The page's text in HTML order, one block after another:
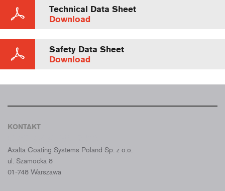
Technical Data Sheet
Download
Safety Data Sheet
Download
KONTAKT
Axalta Coating Systems Poland Sp. z o.o.
ul. Szamocka 8
01-748 Warszawa